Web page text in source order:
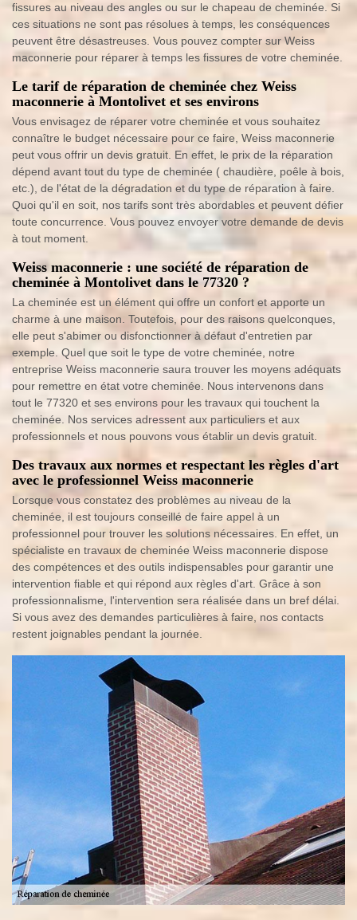
fissures au niveau des angles ou sur le chapeau de cheminée. Si
ces situations ne sont pas résolues à temps, les conséquences
peuvent être désastreuses. Vous pouvez compter sur Weiss
maconnerie pour réparer à temps les fissures de votre cheminée.
Le tarif de réparation de cheminée chez Weiss
maconnerie à Montolivet et ses environs
Vous envisagez de réparer votre cheminée et vous souhaitez
connaître le budget nécessaire pour ce faire, Weiss maconnerie
peut vous offrir un devis gratuit. En effet, le prix de la réparation
dépend avant tout du type de cheminée ( chaudière, poêle à bois,
etc.), de l'état de la dégradation et du type de réparation à faire.
Quoi qu'il en soit, nos tarifs sont très abordables et peuvent défier
toute concurrence. Vous pouvez envoyer votre demande de devis
à tout moment.
Weiss maconnerie : une société de réparation de
cheminée à Montolivet dans le 77320 ?
La cheminée est un élément qui offre un confort et apporte un
charme à une maison. Toutefois, pour des raisons quelconques,
elle peut s'abimer ou disfonctionner à défaut d'entretien par
exemple. Quel que soit le type de votre cheminée, notre
entreprise Weiss maconnerie saura trouver les moyens adéquats
pour remettre en état votre cheminée. Nous intervenons dans
tout le 77320 et ses environs pour les travaux qui touchent la
cheminée. Nos services adressent aux particuliers et aux
professionnels et nous pouvons vous établir un devis gratuit.
Des travaux aux normes et respectant les règles d'art
avec le professionnel Weiss maconnerie
Lorsque vous constatez des problèmes au niveau de la
cheminée, il est toujours conseillé de faire appel à un
professionnel pour trouver les solutions nécessaires. En effet, un
spécialiste en travaux de cheminée Weiss maconnerie dispose
des compétences et des outils indispensables pour garantir une
intervention fiable et qui répond aux règles d'art. Grâce à son
professionnalisme, l'intervention sera réalisée dans un bref délai.
Si vous avez des demandes particulières à faire, nos contacts
restent joignables pendant la journée.